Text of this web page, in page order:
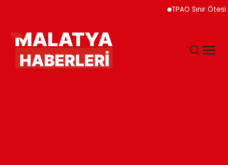
TPAO Sınır Ötesi